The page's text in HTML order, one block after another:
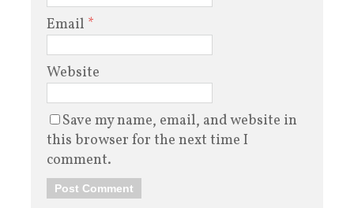
Email *
Website
Save my name, email, and website in
this browser for the next time I
comment.